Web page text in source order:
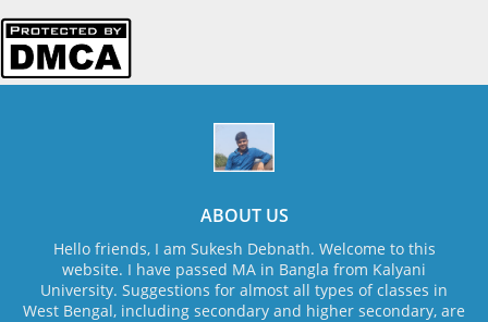
ABOUT US
Hello friends, I am Sukesh Debnath. Welcome to this
website. I have passed MA in Bangla from Kalyani
University. Suggestions for almost all types of classes in
West Bengal, including secondary and higher secondary, are